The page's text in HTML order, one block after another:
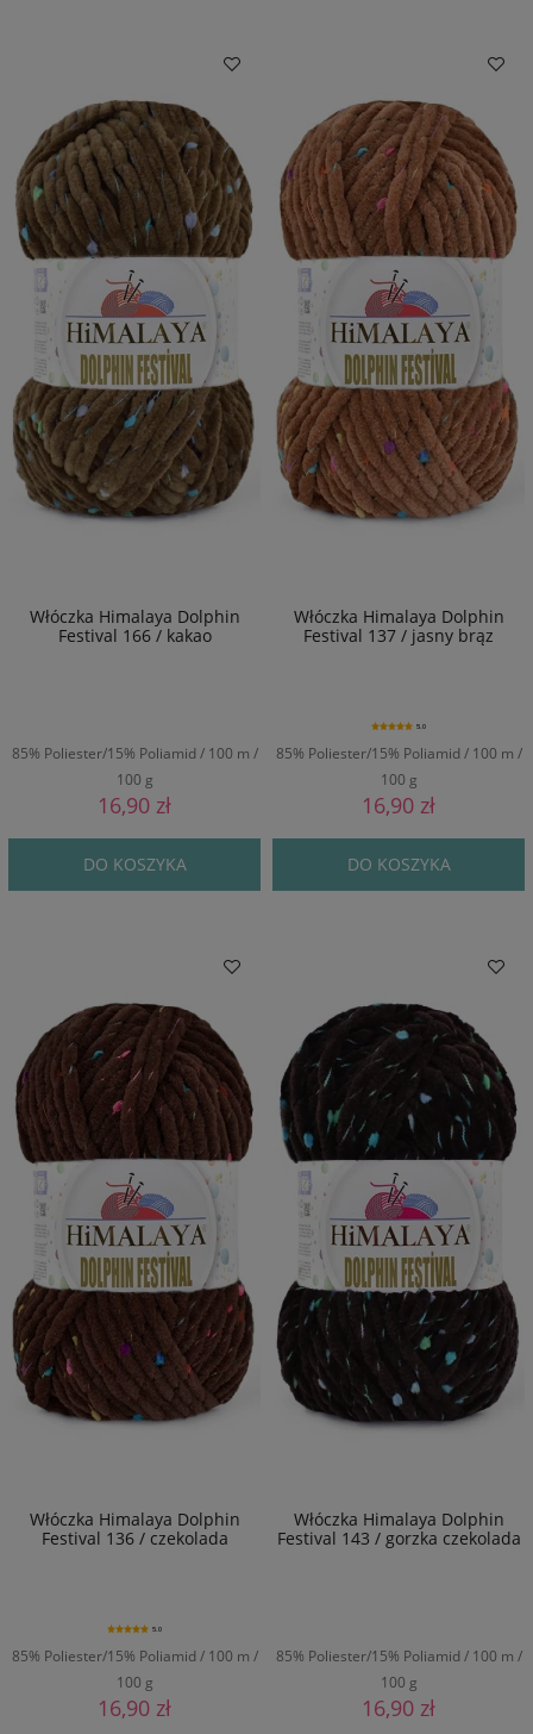
Włóczka Himalaya Dolphin
Festival 166 / kakao
85% Poliester/15% Poliamid / 100 m /
100 g
16,90 zł
DO KOSZYKA
Włóczka Himalaya Dolphin
Festival 137 / jasny brąz
85% Poliester/15% Poliamid / 100 m /
100 g
5.0
16,90 zł
DO KOSZYKA
Włóczka Himalaya Dolphin
Festival 136 / czekolada
85% Poliester/15% Poliamid / 100 m /
100 g
5.0
16,90 zł
Włóczka Himalaya Dolphin
Festival 143 / gorzka czekolada
85% Poliester/15% Poliamid / 100 m /
100 g
16,90 zł